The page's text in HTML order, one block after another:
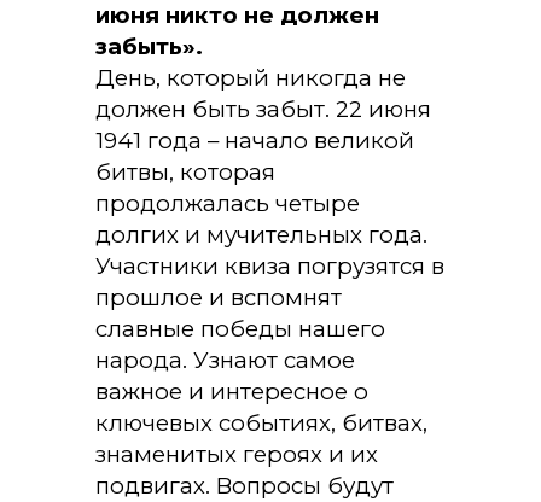
июня никто не должен
забыть».
День, который никогда не
должен быть забыт. 22 июня
1941 года – начало великой
битвы, которая
продолжалась четыре
долгих и мучительных года.
Участники квиза погрузятся в
прошлое и вспомнят
славные победы нашего
народа. Узнают самое
важное и интересное о
ключевых событиях, битвах,
знаменитых героях и их
подвигах. Вопросы будут